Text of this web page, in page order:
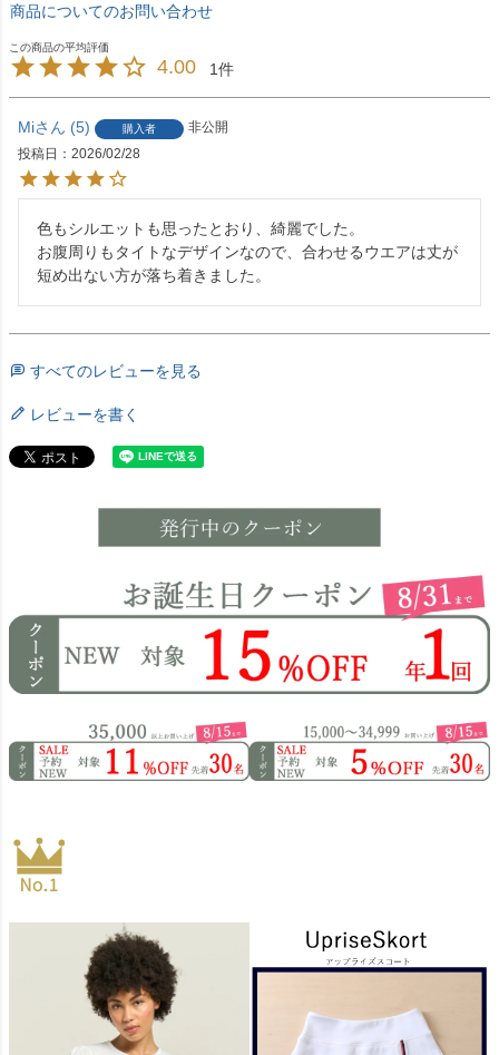
商品についてのお問い合わせ
4.00 1
Mi 5 購入者
非公開
投稿日
2026/02/28
色もシルエットも思ったとおり、綺麗でした。
お腹周りもタイトなデザインなので、合わせるウエアは丈が
短め出ない方が落ち着きました。
すべてのレビューを見る
レビューを書く